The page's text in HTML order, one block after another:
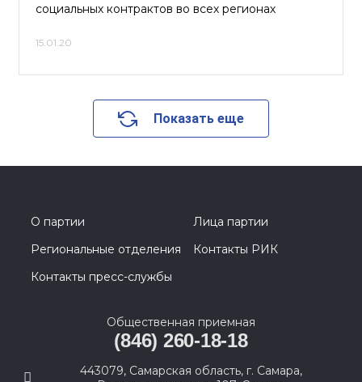
социальных контрактов во всех регионах
15.01.20
Показать еще
О партии
Лица партии
Региональные отделения
Контакты РИК
Контакты пресс-службы
Общественная приемная
(846) 260-18-18
443079, Самарская область, г. Самара,